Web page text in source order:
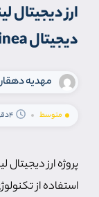
ارز دیجیتال
دیجیتال Linea
مهدیه
متوسط 4دقیقه
پروژه ارز دیجیتال
استفاده از